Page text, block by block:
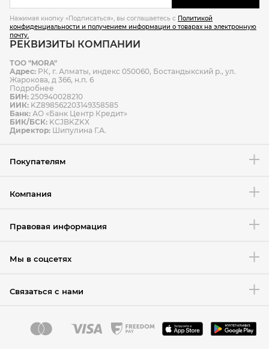
Нажимая кнопку «Подписаться», вы соглашаетесь с Политикой
конфиденциальности и получением информации о товарах на электронную
почту.
РЕКВИЗИТЫ КОМПАНИИ
ТОО "MORA"
Адрес: РК, г. Алматы, индекс 050060, Бостандыкский р., ул.
Жарокова, д 366, н.п. 6
Подробнее
БИН: 250940028210
ИИК: KZ898562203149358585
Банк: АО «Банк Центр Кредит»
БИК/БСК: KCJBKZKX
Директор: Шипулина Г.А.
Покупателям
Компания
Правовая информация
Мы в соцсетях
Связаться с нами